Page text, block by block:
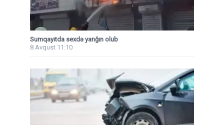
Sumqayıtda sexdə yanğın olub
8 Avqust 11:10